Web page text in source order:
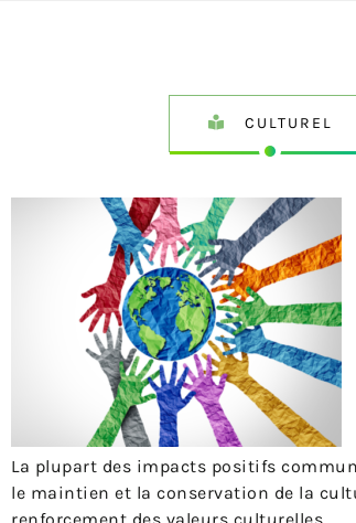
CULTUREL
La plupart des impacts positifs
le maintien et la conservation de la